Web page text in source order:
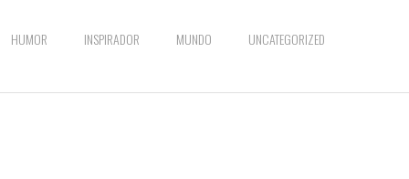
HUMOR INSPIRADOR MUNDO UNCATEGORIZED